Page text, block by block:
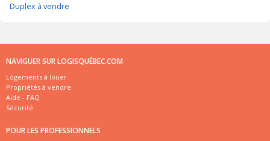
Duplex à vendre
NAVIGUER SUR LOGISQUÉBEC.COM
Logements à louer
Propriétés à vendre
Aide - FAQ
Sécurité
POUR LES PROFESSIONNELS